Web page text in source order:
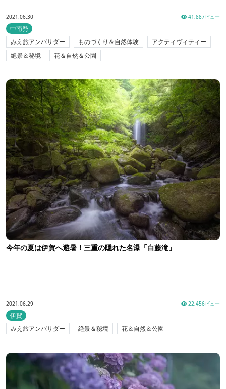
2021.06.30 41,887ビュー
中南勢
みえ旅アンバサダー
ものづくり＆自然体験
アクティヴィティー
絶景＆秘境
花＆自然＆公園
今年の夏は伊賀へ避暑！三重の隠れた名瀑「白藤滝」
2021.06.29 22,456ビュー
伊賀
みえ旅アンバサダー
絶景＆秘境 花＆自然＆公園